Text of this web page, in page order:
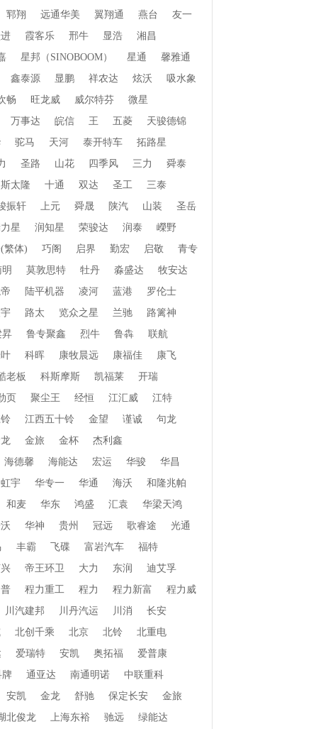
郓翔 远通华美 翼翔通 燕台
友一
霞客乐 邢牛 显浩
湘昌
星邦（SINOBOOM） 星通
馨雅通
鑫泰源 显鹏 祥农达 炫沃
吸水象
畅 旺龙威 威尔特芬
微星
万事达 皖信 王 五菱
天骏德锦
驼马 天河 泰开特车
拓路星
圣路 山花 四季风 三力
舜泰
斯太隆 十通 双达 圣工
三泰
振轩 上元 舜晟 陕汽 山装
圣岳
星 润知星 荣骏达 润泰
嶸野
繁体) 巧阁 启界 勤宏 启敬
青专
莫敦思特 牡丹 淼盛达
牧安达
陆平机器 凌河 蓝港
罗伦士
路太 览众之星 兰驰
路篱神
昇 鲁专聚鑫 烈牛 鲁犇
联航
科晖 康牧晨远 康福佳
康飞
老板 科斯摩斯 凯福莱
开瑞
页 聚尘王 经恒 江汇威
江特
江西五十铃 金望 谨诚
句龙
金旅 金杯
杰利鑫
海德馨 海能达 宏运 华骏
华昌
虹宇 华专一 华通 海沃
和隆兆帕
和麦 华东 鸿盛 汇袁
华梁天鸿
华神 贵州 冠远 歌睿途
光通
丰霸 飞碟 富岩汽车
福特
帝王环卫 大力 东润
迪艾孚
程力重工 程力 程力新富
程力威
川汽建邦 川丹汽运 川消
长安
北创千乘 北京 北铃
北重电
爱瑞特 安凯 奥拓福
爱普康
牌 通亚达 南通明诺
中联重科
安凯 金龙 舒驰 保定长安
金旅
北俊龙 上海东裕 驰远
绿能达